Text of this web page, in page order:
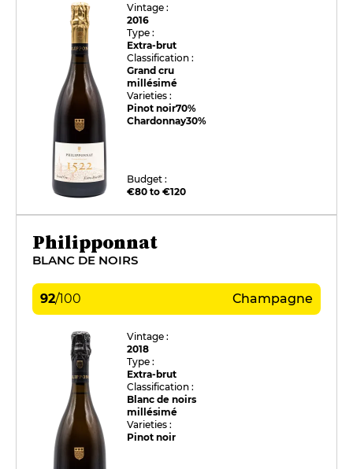
Vintage :
2016
Type :
Extra-brut
Classification :
Grand cru
millésimé
Varieties :
Pinot noir70%
Chardonnay30%
Budget :
€80 to €120
Philipponnat
BLANC DE NOIRS
92/100 Champagne
Vintage :
2018
Type :
Extra-brut
Classification :
Blanc de noirs
millésimé
Varieties :
Pinot noir